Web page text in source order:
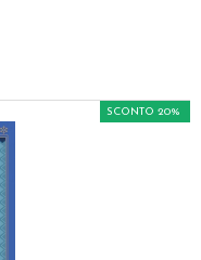
SCONTO 20%